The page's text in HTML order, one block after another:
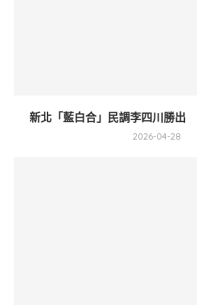
新北「藍白合」民調李四川勝出
2026-04-28